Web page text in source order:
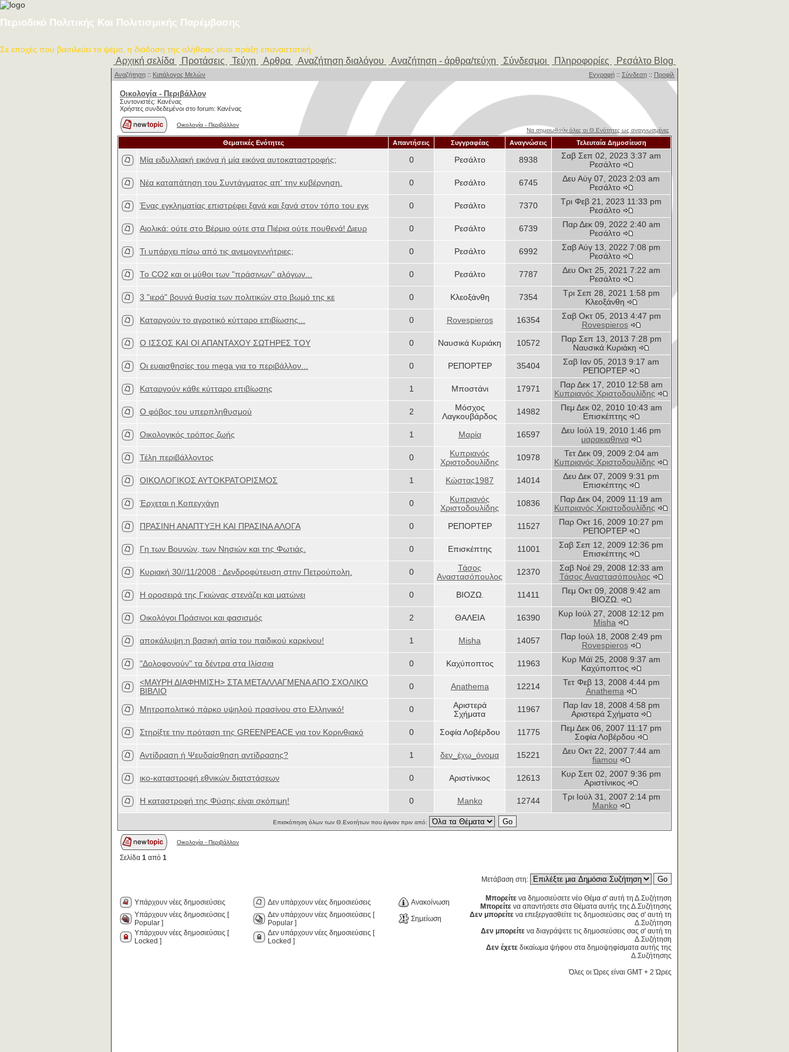
Περιοδικό Πολιτικής Και Πολιτισμικής Παρέμβασης
Σε εποχές που βασιλεύει το ψέμα, η διάδοση της αλήθειας είναι πράξη επαναστατική
Αρχική σελίδα Προτάσεις Τεύχη Αρθρα Αναζήτηση διαλόγου Αναζήτηση - άρθρα/τεύχη Σύνδεσμοι Πληροφορίες Ρεσάλτο Blog
Αναζήτηση :: Κατάλογος Μελών Εγγραφή :: Σύνδεση :: Προφίλ
Οικολογία - Περιβάλλον
Συντονιστές: Κανένας
Χρήστες συνδεδεμένοι στο forum: Κανένας
Οικολογία - Περιβάλλον
Να σημειωθούν όλες οι Θ.Ενότητες ως αναγνωσμένες
Θεματικές Ενότητες Απαντήσεις Συγγραφέας Αναγνώσεις Τελευταία Δημοσίευση
Μία ειδυλλιακή εικόνα ή μία εικόνα αυτοκαταστροφής; 0 Ρεσάλτο 8938
Σαβ Σεπ 02, 2023 3:37 am
Ρεσάλτο
Νέα καταπάτηση του Συντάγματος απ' την κυβέρνηση. 0 Ρεσάλτο 6745
Δευ Αύγ 07, 2023 2:03 am
Ρεσάλτο
Ένας εγκληματίας επιστρέφει ξανά και ξανά στον τόπο του εγκ 0 Ρεσάλτο 7370
Τρι Φεβ 21, 2023 11:33 pm
Ρεσάλτο
Αιολικά: ούτε στο Βέρμιο ούτε στα Πιέρια ούτε πουθενά! Διευρ 0 Ρεσάλτο 6739
Παρ Δεκ 09, 2022 2:40 am
Ρεσάλτο
Τι υπάρχει πίσω από τις ανεμογεννήτριες; 0 Ρεσάλτο 6992
Σαβ Αύγ 13, 2022 7:08 pm
Ρεσάλτο
Το CO2 και οι μύθοι των "πράσινων" αλόγων... 0 Ρεσάλτο 7787
Δευ Οκτ 25, 2021 7:22 am
Ρεσάλτο
3 "ιερά" βουνά θυσία των πολιτικών στο βωμό της κε 0 Κλεοξάνθη 7354
Τρι Σεπ 28, 2021 1:58 pm
Κλεοξάνθη
Καταργούν το αγροτικό κύτταρο επιβίωσης... 0 Rovespieros 16354
Σαβ Οκτ 05, 2013 4:47 pm
Rovespieros
Ο ΙΣΣΟΣ ΚΑΙ ΟΙ ΑΠΑΝΤΑΧΟΥ ΣΩΤΗΡΕΣ ΤΟΥ 0 Ναυσικά Κυριάκη 10572
Παρ Σεπ 13, 2013 7:28 pm
Ναυσικά Κυριάκη
Οι ευαισθησίες του mega για το περιβάλλον... 0 ΡΕΠΟΡΤΕΡ 35404
Σαβ Ιαν 05, 2013 9:17 am
ΡΕΠΟΡΤΕΡ
Καταργούν κάθε κύτταρο επιβίωσης 1 Μποστάνι 17971
Παρ Δεκ 17, 2010 12:58 am
Κυπριανός Χριστοδουλίδης
Ο φόβος του υπερπληθυσμού 2
Μόσχος
Λαγκουβάρδος
14982
Πεμ Δεκ 02, 2010 10:43 am
Επισκέπτης
Οικολογικός τρόπος ζωής 1 Μαρία 16597
Δευ Ιούλ 19, 2010 1:46 pm
μαρακιαθηνα
Τέλη περιβάλλοντος 0
Κυπριανός
Χριστοδουλίδης
10978
Τετ Δεκ 09, 2009 2:04 am
Κυπριανός Χριστοδουλίδης
ΟΙΚΟΛΟΓΙΚΟΣ ΑΥΤΟΚΡΑΤΟΡΙΣΜΟΣ 1 Κώστας1987 14014
Δευ Δεκ 07, 2009 9:31 pm
Επισκέπτης
Έρχεται η Κοπεγχάγη 0
Κυπριανός
Χριστοδουλίδης
10836
Παρ Δεκ 04, 2009 11:19 am
Κυπριανός Χριστοδουλίδης
ΠΡΑΣΙΝΗ ΑΝΑΠΤΥΞΗ ΚΑΙ ΠΡΑΣΙΝΑ ΑΛΟΓΑ 0 ΡΕΠΟΡΤΕΡ 11527
Παρ Οκτ 16, 2009 10:27 pm
ΡΕΠΟΡΤΕΡ
Γη των Βουνών, των Νησιών και της Φωτιάς. 0 Επισκέπτης 11001
Σαβ Σεπ 12, 2009 12:36 pm
Επισκέπτης
Κυριακή 30//11/2008 : Δενδροφύτευση στην Πετρούπολη. 0
Τάσος
Αναστασόπουλος
12370
Σαβ Νοέ 29, 2008 12:33 am
Τάσος Αναστασόπουλος
Η οροσειρά της Γκιώνας στενάζει και ματώνει 0 ΒΙΟΖΩ. 11411
Πεμ Οκτ 09, 2008 9:42 am
ΒΙΟΖΩ.
Οικολόγοι Πράσινοι και φασισμός 2 ΘΑΛΕΙΑ 16390
Κυρ Ιούλ 27, 2008 12:12 pm
Misha
αποκάλυψη:η βασική αιτία του παιδικού καρκίνου! 1 Misha 14057
Παρ Ιούλ 18, 2008 2:49 pm
Rovespieros
"Δολοφονούν" τα δέντρα στα Ιλίσσια 0 Καχύποπτος 11963
Κυρ Μάϊ 25, 2008 9:37 am
Καχύποπτος
<ΜΑΥΡΗ ΔΙΑΦΗΜΙΣΗ> ΣΤΑ ΜΕΤΑΛΛΑΓΜΕΝΑ ΑΠΟ ΣΧΟΛΙΚΟ
ΒΙΒΛΙΟ
0 Anathema 12214
Τετ Φεβ 13, 2008 4:44 pm
Anathema
Μητροπολιτικό πάρκο υψηλού πρασίνου στο Ελληνικό! 0
Αριστερά
Σχήματα
11967
Παρ Ιαν 18, 2008 4:58 pm
Αριστερά Σχήματα
Στηρίξτε την πρόταση της GREENPEACE για τον Κορινθιακό 0 Σοφία Λοβέρδου 11775
Πεμ Δεκ 06, 2007 11:17 pm
Σοφία Λοβέρδου
Αντίδραση ή Ψευδαίσθηση αντίδρασης? 1 δεν_έχω_όνομα 15221
Δευ Οκτ 22, 2007 7:44 am
fiamou
ικο-καταστροφή εθνικών διατστάσεων 0 Αριστίνικος 12613
Κυρ Σεπ 02, 2007 9:36 pm
Αριστίνικος
H καταστροφή της Φύσης είναι σκόπιμη! 0 Manko 12744
Τρι Ιούλ 31, 2007 2:14 pm
Manko
Επισκόπηση όλων των Θ.Ενοτήτων που έγιναν πριν από:
Οικολογία - Περιβάλλον
Σελίδα 1 από 1
Μετάβαση στη:
Υπάρχουν νέες δημοσιεύσεις Δεν υπάρχουν νέες δημοσιεύσεις
Ανακοίνωση
Υπάρχουν νέες δημοσιεύσεις [
Popular ]
Δεν υπάρχουν νέες δημοσιεύσεις [
Popular ]
Σημείωση
Υπάρχουν νέες δημοσιεύσεις [
Locked ]
Δεν υπάρχουν νέες δημοσιεύσεις [
Locked ]
Μπορείτε να δημοσιεύσετε νέο Θέμα σ' αυτή τη Δ.Συζήτηση
Μπορείτε να απαντήσετε στα Θέματα αυτής της Δ.Συζήτησης
Δεν μπορείτε να επεξεργασθείτε τις δημοσιεύσεις σας σ' αυτή τη
Δ.Συζήτηση
Δεν μπορείτε να διαγράψετε τις δημοσιεύσεις σας σ' αυτή τη
Δ.Συζήτηση
Δεν έχετε δικαίωμα ψήφου στα δημοψηφίσματα αυτής της
Δ.Συζήτησης
Όλες οι Ώρες είναι GMT + 2 Ώρες